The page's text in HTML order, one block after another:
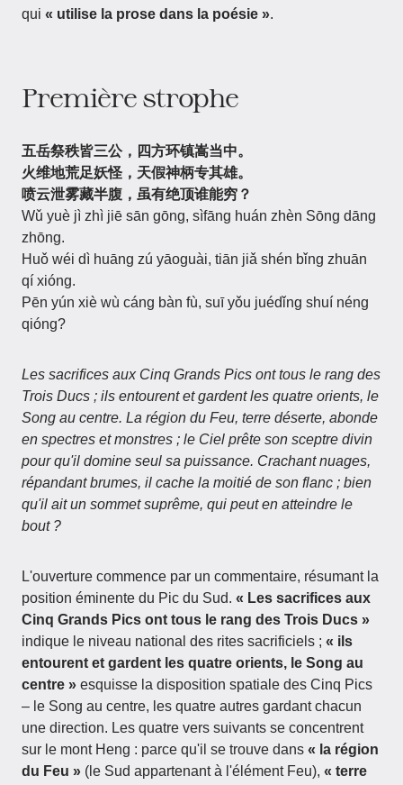
qui « utilise la prose dans la poésie ».
Première strophe
五岳祭秩皆三公，四方环镇嵩当中。
火维地荒足妖怪，天假神柄专其雄。
喷云泄雾藏半腹，虽有绝顶谁能穷？
Wǔ yuè jì zhì jiē sān gōng, sìfāng huán zhèn Sōng dāng
zhōng.
Huǒ wéi dì huāng zú yāoguài, tiān jiǎ shén bǐng zhuān
qí xióng.
Pēn yún xiè wù cáng bàn fù, suī yǒu juédǐng shuí néng
qióng?
Les sacrifices aux Cinq Grands Pics ont tous le rang des
Trois Ducs ; ils entourent et gardent les quatre orients, le
Song au centre. La région du Feu, terre déserte, abonde
en spectres et monstres ; le Ciel prête son sceptre divin
pour qu'il domine seul sa puissance. Crachant nuages,
répandant brumes, il cache la moitié de son flanc ; bien
qu'il ait un sommet suprême, qui peut en atteindre le
bout ?
L'ouverture commence par un commentaire, résumant la
position éminente du Pic du Sud. « Les sacrifices aux
Cinq Grands Pics ont tous le rang des Trois Ducs »
indique le niveau national des rites sacrificiels ; « ils
entourent et gardent les quatre orients, le Song au
centre » esquisse la disposition spatiale des Cinq Pics
– le Song au centre, les quatre autres gardant chacun
une direction. Les quatre vers suivants se concentrent
sur le mont Heng : parce qu'il se trouve dans « la région
du Feu » (le Sud appartenant à l'élément Feu), « terre